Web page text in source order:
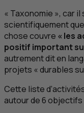
« Taxonomie », car
scientifiquement
chose couvre « les
positif important
autrement dit en
projets « durables
Cette liste
autour de 6